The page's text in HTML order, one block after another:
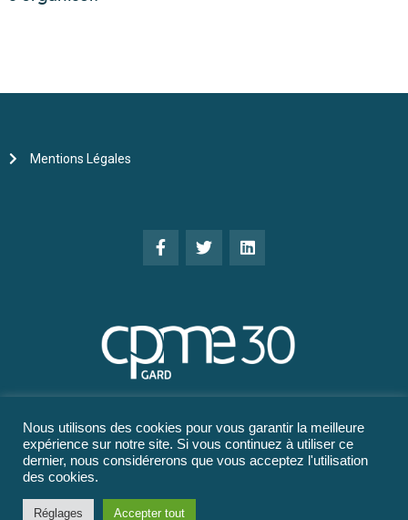
Mentions Légales
Nous utilisons des cookies pour vous garantir la meilleure
expérience sur notre site. Si vous continuez à utiliser ce
dernier, nous considérerons que vous acceptez l'utilisation
des cookies.
Réglages Accepter tout